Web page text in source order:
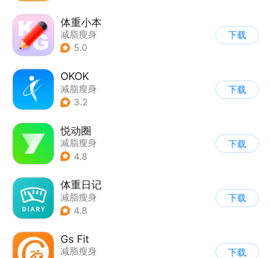
体重小本
减脂瘦身
5.0
下载
OKOK
减脂瘦身
3.2
下载
悦动圈
减脂瘦身
4.8
下载
体重日记
减脂瘦身
4.8
下载
Gs Fit
减脂瘦身
下载